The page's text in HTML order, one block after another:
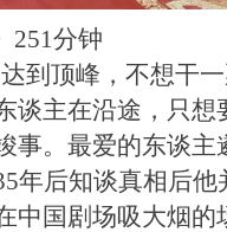
251分钟
到顶峰，不想干
谈主在沿途，只想
事。最爱的东谈主
年后知谈真相后
中国剧场吸大烟的